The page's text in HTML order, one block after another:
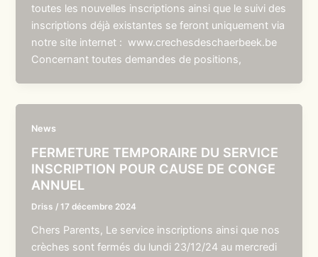
toutes les nouvelles inscriptions ainsi que le suivi des
inscriptions déjà existantes se feront uniquement via
notre site internet : www.crechesdeschaerbeek.be
Concernant toutes demandes de positions,
News
FERMETURE TEMPORAIRE DU SERVICE
INSCRIPTION POUR CAUSE DE CONGE
ANNUEL
Driss /17 décembre 2024
Chers Parents, Le service inscriptions ainsi que nos
crèches sont fermés du lundi 23/12/24 au mercredi